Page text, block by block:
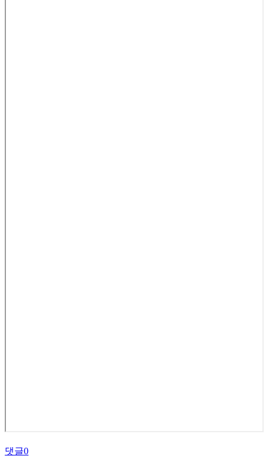
댓글0